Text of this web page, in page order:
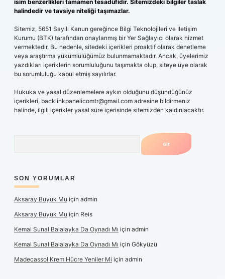
isim benzerlikleri tamamen tesadüfidir. Sitemizdeki bilgiler taslak
halindedir ve tavsiye niteliği taşımazlar.
Sitemiz, 5651 Sayılı Kanun gereğince Bilgi Teknolojileri ve İletişim
Kurumu (BTK) tarafından onaylanmış bir Yer Sağlayıcı olarak hizmet
vermektedir. Bu nedenle, sitedeki içerikleri proaktif olarak denetleme
veya araştırma yükümlülüğümüz bulunmamaktadır. Ancak, üyelerimiz
yazdıkları içeriklerin sorumluluğunu taşımakta olup, siteye üye olarak
bu sorumluluğu kabul etmiş sayılırlar.
Hukuka ve yasal düzenlemelere aykırı olduğunu düşündüğünüz
içerikleri, backlinkpanelicomtr@gmail.com adresine bildirmeniz
halinde, ilgili içerikler yasal süre içerisinde sitemizden kaldırılacaktır.
SON YORUMLAR
Aksaray Buyuk Mu için admin
Aksaray Buyuk Mu için Reis
Kemal Sunal Balalayka Da Oynadı Mı için admin
Kemal Sunal Balalayka Da Oynadı Mı için Gökyüzü
Madecassol Krem Hücre Yeniler Mi için admin